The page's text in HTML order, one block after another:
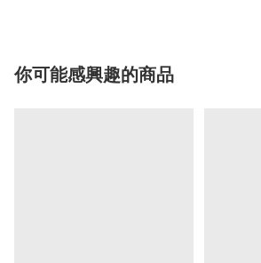
你可能感興趣的商品